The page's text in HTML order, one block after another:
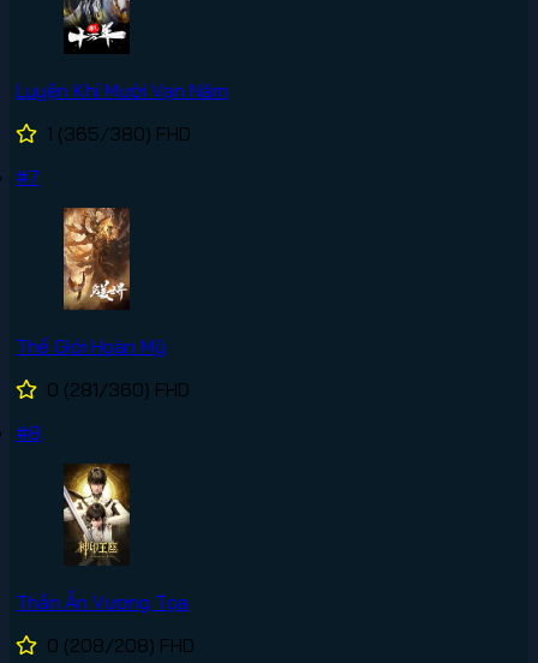
Luyện Khí Mười Vạn Năm
1 (365/380) FHD
#7
Thế Giới Hoàn Mỹ
0 (281/360) FHD
#8
Thần Ấn Vương Tọa
0 (208/208) FHD